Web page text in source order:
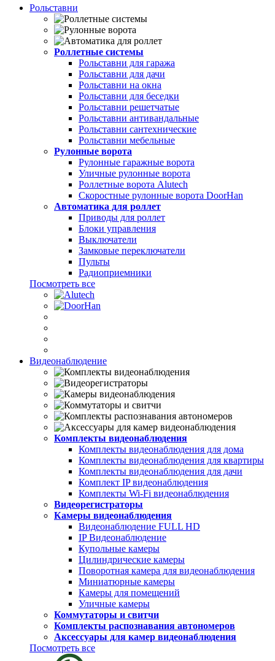
Рольставни
Роллетные системы
Рольставни для гаража
Рольставни для дачи
Рольставни на окна
Рольставни для беседки
Рольставни решетчатые
Рольставни антивандальные
Рольставни сантехнические
Рольставни мебельные
Рулонные ворота
Рулонные гаражные ворота
Уличные рулонные ворота
Роллетные ворота Alutech
Скоростные рулонные ворота DoorHan
Автоматика для роллет
Приводы для роллет
Блоки управления
Выключатели
Замковые переключатели
Пульты
Радиоприемники
Посмотреть все
Видеонаблюдение
Комплекты видеонаблюдения
Комплекты видеонаблюдения для дома
Комплекты видеонаблюдения для квартиры
Комплекты видеонаблюдения для дачи
Комплект IP видеонаблюдения
Комплекты Wi-Fi видеонаблюдения
Видеорегистраторы
Камеры видеонаблюдения
Видеонаблюдение FULL НD
IP Видеонаблюдение
Купольные камеры
Цилиндрические камеры
Поворотная камера для видеонаблюдения
Миниатюрные камеры
Камеры для помещений
Уличные камеры
Коммутаторы и свитчи
Комплекты распознавания автономеров
Аксессуары для камер видеонаблюдения
Посмотреть все